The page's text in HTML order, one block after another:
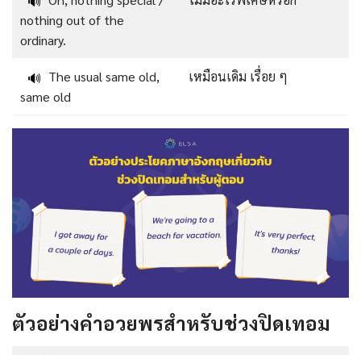
nothing out of the
ordinary.
🔊 The usual same old,
same old
เหมือนเดิม เรื่อย ๆ
ตัวอย่างคําอวยพรสำหรับช่วงปิดเทอม